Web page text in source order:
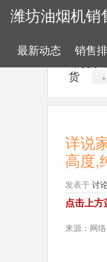
潍坊油烟机销
最新动态 销售
货
详说
高度,
发表于讨
点击上方
来源：网络